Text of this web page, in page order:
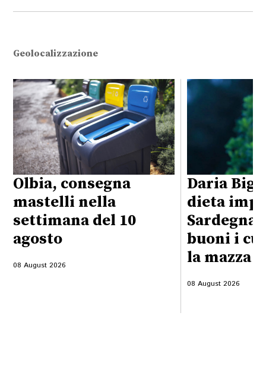
Geolocalizzazione
Olbia, consegna
mastelli nella
settimana del 10
agosto
08 August 2026
Daria
dieta
Sardegna:
buoni i
la mazza
08 August 2026